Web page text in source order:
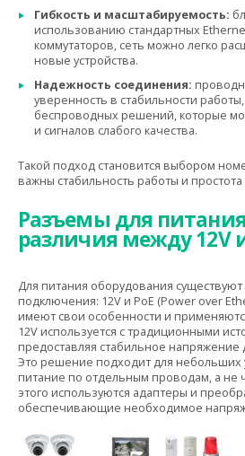
Гибкость и масштабируемость:
использованию стандартных
коммутаторов, сеть можно легко
новые устройства.
Надежность соединения:
уверенность в стабильности
беспроводных решений, которые
и сигналов слабого качества.
Такой подход становится выбором
важны стабильность работы и
Разъемы для
различия между 12V
Для питания оборудования
подключения: 12V и PoE (Power over
имеют свои особенности и
12V используется с традиционными
предоставляя стабильное напряжение
Это решение подходит для небольших
питание по отдельным проводам, а не
этого используются адаптеры и
обеспечивающие необходимое